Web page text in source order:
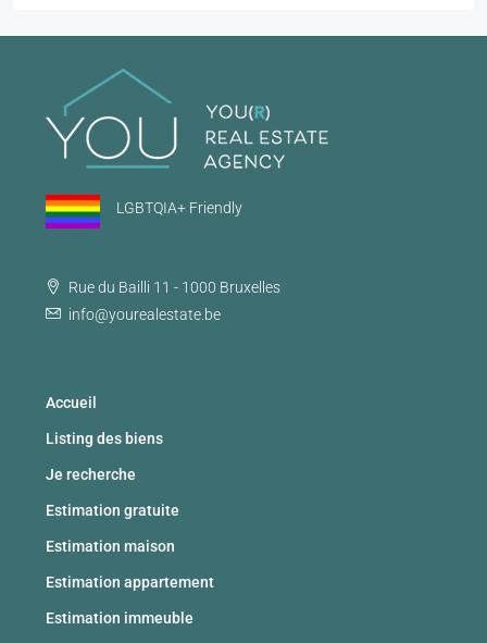
LGBTQIA+ Friendly
Rue du Bailli 11 - 1000 Bruxelles
info@yourealestate.be
Accueil
Listing des biens
Je recherche
Estimation gratuite
Estimation maison
Estimation appartement
Estimation immeuble